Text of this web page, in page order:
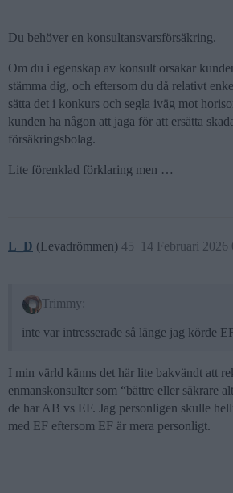
Du behöver en konsultansvarsförsäkring.
Om du i egenskap av konsult orsakar
stämma dig, och eftersom du då relativt
sätta det i konkurs och segla iväg mot
kunden ha någon att jaga för att ersätta
försäkringsbolag.
Lite förenklad förklaring men …
L_D (Levadrömmen) 14 Februari 2026
45
Trimmy:
inte var intresserade så länge jag körde
I min värld känns det här lite bakvändt att
enmanskonsulter som “bättre eller säkrare
de har AB vs EF. Jag personligen skulle
med EF eftersom EF är mera personligt.